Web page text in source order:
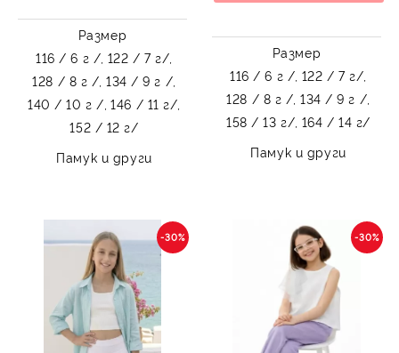
Размер
116 / 6 г /, 122 / 7 г/,
128 / 8 г /, 134 / 9 г /,
140 / 10 г /, 146 / 11 г/,
152 / 12 г/
Памук и други
Размер
116 / 6 г /, 122 / 7 г/,
128 / 8 г /, 134 / 9 г /,
158 / 13 г/, 164 / 14 г/
Памук и други
-30% -30%